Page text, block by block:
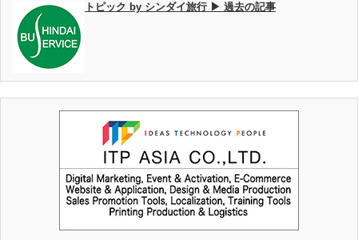
トピック by シンダイ旅行 ▶ 過去の記事